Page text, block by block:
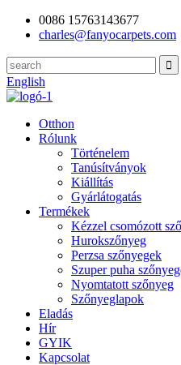
0086 15763143677
charles@fanyocarpets.com
English
Otthon
Rólunk
Történelem
Tanúsítványok
Kiállítás
Gyárlátogatás
Termékek
Kézzel csomózott
Hurokszőnyeg
Perzsa szőnyegek
Szuper puha
Nyomtatott szőnyeg
Szőnyeglapok
Eladás
Hír
GYIK
Kapcsolat